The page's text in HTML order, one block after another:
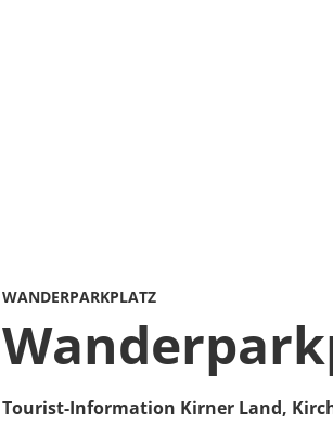
WANDERPARKPLATZ
Tourist-Information Kirner Land,